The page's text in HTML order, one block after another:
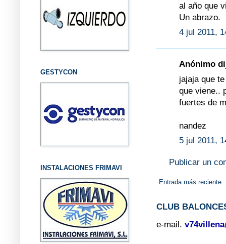
al año que
Un abrazo.
4 jul 2011,
Anónimo
jajaja que
que viene..
fuertes de
nandez
5 jul 2011,
Publicar un
Entrada más reciente
CLUB
e-mail.
GESTYCON
INSTALACIONES FRIMAVI